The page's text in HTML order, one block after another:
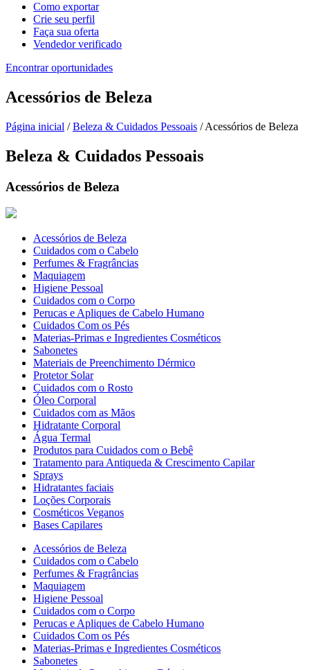
Como exportar
Crie seu perfil
Faça sua oferta
Vendedor verificado
Encontrar oportunidades
Acessórios de Beleza
Página inicial /Beleza & Cuidados Pessoais / Acessórios de Beleza
Beleza & Cuidados Pessoais
Acessórios de Beleza
Acessórios de Beleza
Cuidados com o Cabelo
Perfumes & Fragrâncias
Maquiagem
Higiene Pessoal
Cuidados com o Corpo
Perucas e Apliques de Cabelo Humano
Cuidados Com os Pés
Materias-Primas e Ingredientes Cosméticos
Sabonetes
Materiais de Preenchimento Dérmico
Protetor Solar
Cuidados com o Rosto
Óleo Corporal
Cuidados com as Mãos
Hidratante Corporal
Água Termal
Produtos para Cuidados com o Bebê
Tratamento para Antiqueda & Crescimento Capilar
Sprays
Hidratantes faciais
Loções Corporais
Cosméticos Veganos
Bases Capilares
Acessórios de Beleza
Cuidados com o Cabelo
Perfumes & Fragrâncias
Maquiagem
Higiene Pessoal
Cuidados com o Corpo
Perucas e Apliques de Cabelo Humano
Cuidados Com os Pés
Materias-Primas e Ingredientes Cosméticos
Sabonetes